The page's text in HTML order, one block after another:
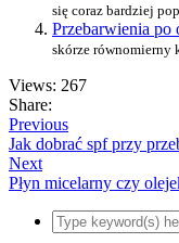
się coraz bardziej
Przebarwienia po
skórze równomierny
Views: 267
Share:
Previous
Jak dobrać spf przy
Next
Płyn micelarny czy